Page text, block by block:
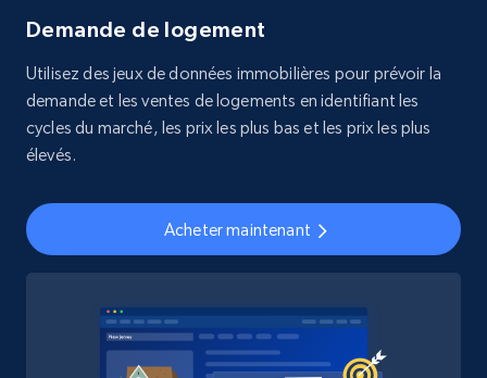
Demande de logement
Utilisez des jeux de données immobilières pour prévoir la
demande et les ventes de logements en identifiant les
cycles du marché, les prix les plus bas et les prix les plus
élevés.
Acheter maintenant